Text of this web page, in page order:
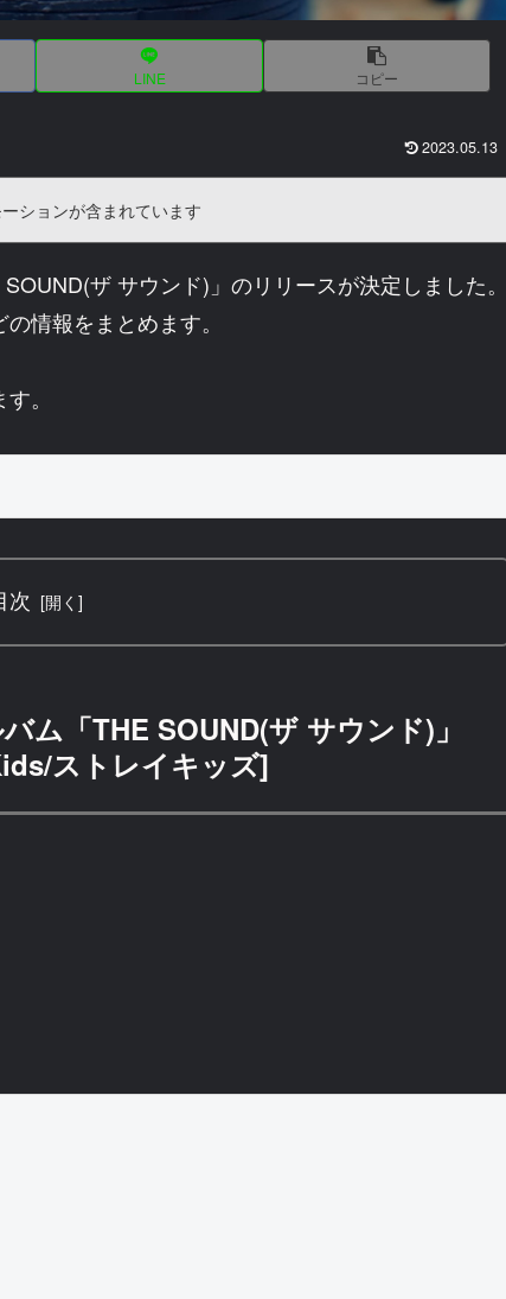
LINE コピー
2023.05.13
ションが含まれています
ザ サウンド)」のリリースが決定しました。
情報をまとめます。
。
次
ム「THE SOUND(ザ サウンド)」
ストレイキッズ]